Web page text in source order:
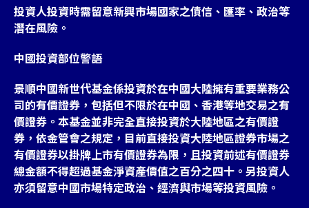
投資人投資時需留意新興市場國家之債信、匯率、政治等
潛在風險。
中國投資部位警語
景順中國新世代基金係投資於在中國大陸擁有重要業務公
司的有價證券，包括但不限於在中國、香港等地交易之有
價證券。本基金並非完全直接投資於大陸地區之有價證
券，依金管會之規定，目前直接投資大陸地區證券市場之
有價證券以掛牌上市有價證券為限，且投資前述有價證券
總金額不得超過基金淨資產價值之百分之四十。另投資人
亦須留意中國市場特定政治、經濟與市場等投資風險。